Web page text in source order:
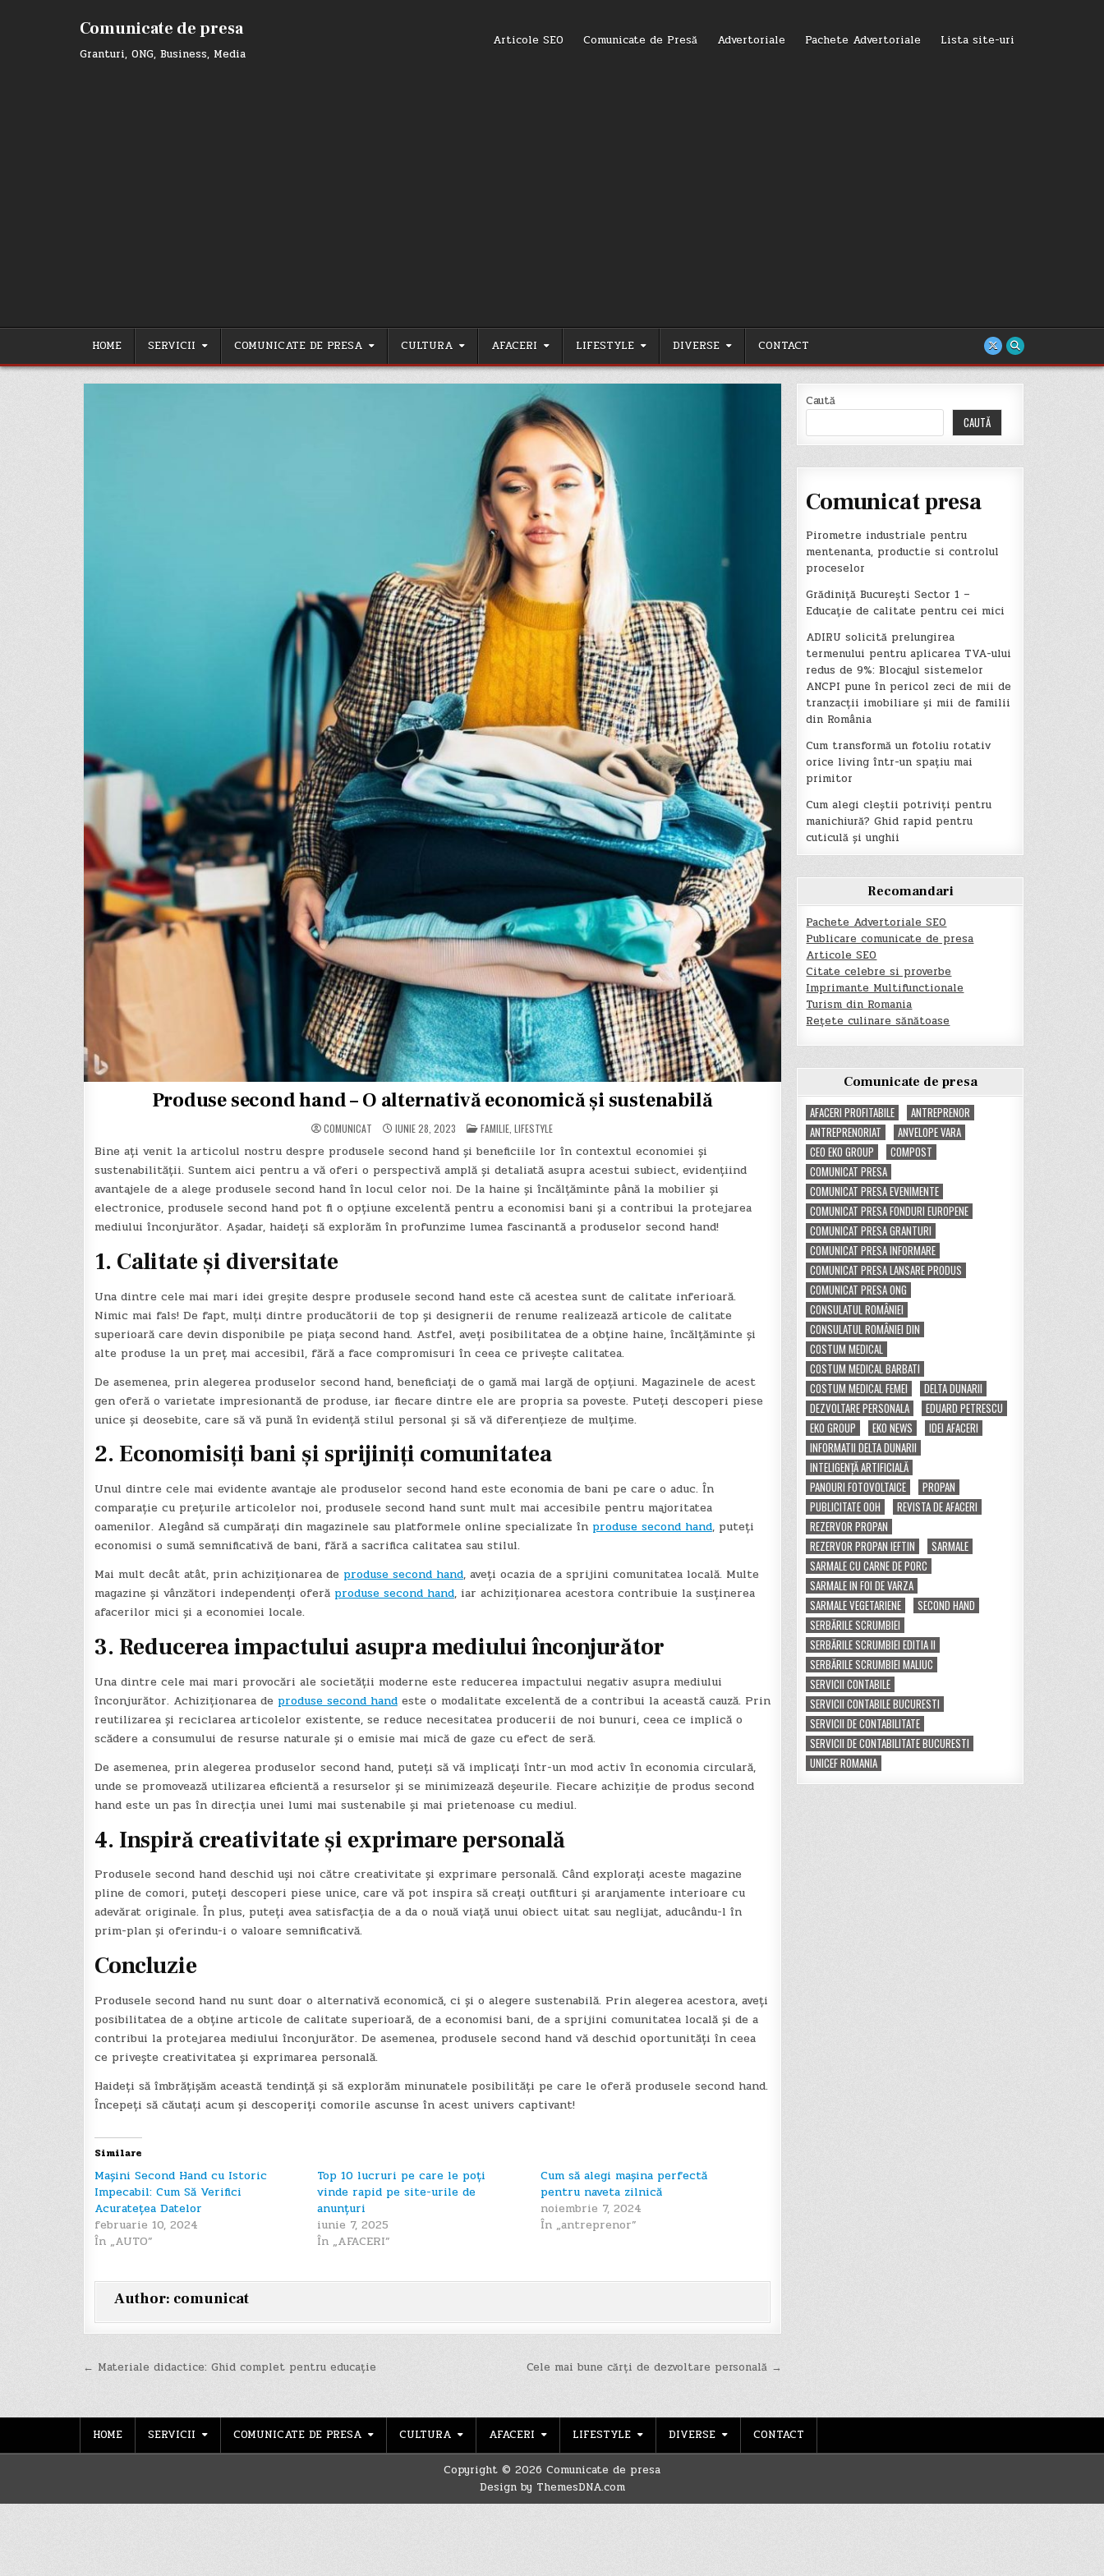
Comunicate de presa
Granturi, ONG, Business, Media
Articole SEO Comunicate de Presă Advertoriale Pachete Advertoriale Lista site-uri
HOME SERVICII COMUNICATE DE PRESA CULTURA AFACERI LIFESTYLE DIVERSE CONTACT
Produse second hand – O alternativă economică și sustenabilă
COMUNICAT IUNIE 28, 2023 POSTED
IN
FAMILIE ,LIFESTYLE
Bine ați venit la articolul nostru despre produsele second hand și beneficiile lor în contextul economiei și
sustenabilității. Suntem aici pentru a vă oferi o perspectivă amplă și detaliată asupra acestui subiect, evidențiind
avantajele de a alege produsele second hand în locul celor noi. De la haine și încălțăminte până la mobilier și
electronice, produsele second hand pot fi o opțiune excelentă pentru a economisi bani și a contribui la protejarea
mediului înconjurător. Așadar, haideți să explorăm în profunzime lumea fascinantă a produselor second hand!
1. Calitate și diversitate
Una dintre cele mai mari idei greșite despre produsele second hand este că acestea sunt de calitate inferioară.
Nimic mai fals! De fapt, mulți dintre producătorii de top și designerii de renume realizează articole de calitate
superioară care devin disponibile pe piața second hand. Astfel, aveți posibilitatea de a obține haine, încălțăminte și
alte produse la un preț mai accesibil, fără a face compromisuri în ceea ce privește calitatea.
De asemenea, prin alegerea produselor second hand, beneficiați de o gamă mai largă de opțiuni. Magazinele de acest
gen oferă o varietate impresionantă de produse, iar fiecare dintre ele are propria sa poveste. Puteți descoperi piese
unice și deosebite, care să vă pună în evidență stilul personal și să vă diferențieze de mulțime.
2. Economisiți bani și sprijiniți comunitatea
Unul dintre cele mai evidente avantaje ale produselor second hand este economia de bani pe care o aduc. În
comparație cu prețurile articolelor noi, produsele second hand sunt mult mai accesibile pentru majoritatea
oamenilor. Alegând să cumpărați din magazinele sau platformele online specializate în produse second hand, puteți
economisi o sumă semnificativă de bani, fără a sacrifica calitatea sau stilul.
Mai mult decât atât, prin achiziționarea de produse second hand, aveți ocazia de a sprijini comunitatea locală. Multe
magazine și vânzători independenți oferă produse second hand, iar achiziționarea acestora contribuie la susținerea
afacerilor mici și a economiei locale.
3. Reducerea impactului asupra mediului înconjurător
Una dintre cele mai mari provocări ale societății moderne este reducerea impactului negativ asupra mediului
înconjurător. Achiziționarea de produse second handeste o modalitate excelentă de a contribui la această cauză. Prin
reutilizarea și reciclarea articolelor existente, se reduce necesitatea producerii de noi bunuri, ceea ce implică o
scădere a consumului de resurse naturale și o emisie mai mică de gaze cu efect de seră.
De asemenea, prin alegerea produselor second hand, puteți să vă implicați într-un mod activ în economia circulară,
unde se promovează utilizarea eficientă a resurselor și se minimizează deșeurile. Fiecare achiziție de produs second
hand este un pas în direcția unei lumi mai sustenabile și mai prietenoase cu mediul.
4. Inspiră creativitate și exprimare personală
Produsele second hand deschid uși noi către creativitate și exprimare personală. Când explorați aceste magazine
pline de comori, puteți descoperi piese unice, care vă pot inspira să creați outfituri și aranjamente interioare cu
adevărat originale. În plus, puteți avea satisfacția de a da o nouă viață unui obiect uitat sau neglijat, aducându-l în
prim-plan și oferindu-i o valoare semnificativă.
Concluzie
Produsele second hand nu sunt doar o alternativă economică, ci și o alegere sustenabilă. Prin alegerea acestora, aveți
posibilitatea de a obține articole de calitate superioară, de a economisi bani, de a sprijini comunitatea locală și de a
contribui la protejarea mediului înconjurător. De asemenea, produsele second hand vă deschid oportunități în ceea
ce privește creativitatea și exprimarea personală.
Haideți să îmbrățișăm această tendință și să explorăm minunatele posibilități pe care le oferă produsele second hand.
Începeți să căutați acum și descoperiți comorile ascunse în acest univers captivant!
Similare
Mașini Second Hand cu Istoric
Impecabil: Cum Să Verifici
Acuratețea Datelor
februarie 10, 2024
În „AUTO”
Top 10 lucruri pe care le poți
vinde rapid pe site-urile de
anunțuri
iunie 7, 2025
În „AFACERI”
Cum să alegi mașina perfectă
pentru naveta zilnică
noiembrie 7, 2024
În „antreprenor”
Author: comunicat
Navigare
articole
Cele mai bune cărți de dezvoltare personală →
← Materiale didactice: Ghid complet pentru educație
Caută
CAUTĂ
Comunicat presa
Pirometre industriale pentru
mentenanta, productie si controlul
proceselor
Grădiniță București Sector 1 –
Educație de calitate pentru cei mici
ADIRU solicită prelungirea
termenului pentru aplicarea TVA-ului
redus de 9%: Blocajul sistemelor
ANCPI pune în pericol zeci de mii de
tranzacții imobiliare și mii de familii
din România
Cum transformă un fotoliu rotativ
orice living într-un spațiu mai
primitor
Cum alegi cleștii potriviți pentru
manichiură? Ghid rapid pentru
cuticulă și unghii
Recomandari
Pachete Advertoriale SEO
Publicare comunicate de presa
Articole SEO
Citate celebre si proverbe
Imprimante Multifunctionale
Turism din Romania
Rețete culinare sănătoase
Comunicate de presa
AFACERI PROFITABILE
ANTREPRENOR
ANTREPRENORIAT
ANVELOPE VARA
CEO EKO GROUP
COMPOST
COMUNICAT PRESA
COMUNICAT PRESA EVENIMENTE
COMUNICAT PRESA FONDURI EUROPENE
COMUNICAT PRESA GRANTURI
COMUNICAT PRESA INFORMARE
COMUNICAT PRESA LANSARE PRODUS
COMUNICAT PRESA ONG
CONSULATUL ROMÂNIEI
CONSULATUL ROMÂNIEI DIN
COSTUM MEDICAL
COSTUM MEDICAL BARBATI
COSTUM MEDICAL FEMEI
DELTA DUNARII
DEZVOLTARE PERSONALA
EDUARD PETRESCU
EKO GROUP
EKO NEWS
IDEI AFACERI
INFORMATII DELTA DUNARII
INTELIGENȚĂ ARTIFICIALĂ
PANOURI FOTOVOLTAICE
PROPAN
PUBLICITATE OOH
REVISTA DE AFACERI
REZERVOR PROPAN
REZERVOR PROPAN IEFTIN
SARMALE
SARMALE CU CARNE DE PORC
SARMALE IN FOI DE VARZA
SARMALE VEGETARIENE
SECOND HAND
SERBĂRILE SCRUMBIEI
SERBĂRILE SCRUMBIEI EDITIA II
SERBĂRILE SCRUMBIEI MALIUC
SERVICII CONTABILE
SERVICII CONTABILE BUCURESTI
SERVICII DE CONTABILITATE
SERVICII DE CONTABILITATE BUCURESTI
UNICEF ROMANIA
HOME SERVICII COMUNICATE DE PRESA CULTURA AFACERI LIFESTYLE DIVERSE CONTACT
Copyright © 2026 Comunicate de presa
Design by ThemesDNA.com